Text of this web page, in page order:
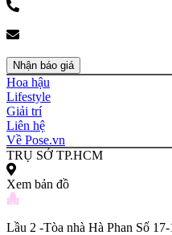
Nhận báo giá
Hoa hậu
Lifestyle
Giải trí
Liên hệ
Về Pose.vn
TRỤ SỞ TP.HCM
Xem bản đồ
Lầu 2 -Tòa nhà Hà Phan Số